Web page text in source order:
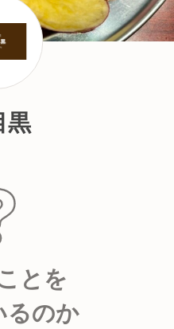
黒
とを
るのか